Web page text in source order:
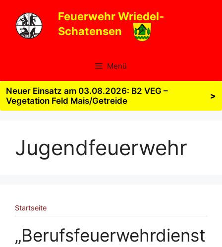
Inhalt
springen
Feuerwehr Wriedel-
Schatensen
Menü
Neuer Einsatz am 03.08.2026: B2 VEG –
Vegetation Feld Mais/Getreide
>
Jugendfeuerwehr
Startseite
„Berufsfeuerwehrdienst